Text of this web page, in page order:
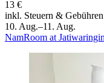
13 €
inkl. Steuern & Gebühren
10. Aug.–11. Aug.
NamRoom at Jatiwaringin